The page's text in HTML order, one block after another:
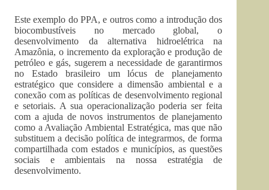
Este exemplo do PPA, e outros como a introdução dos
biocombustíveis no mercado global, o
desenvolvimento da alternativa hidroelétrica na
Amazônia, o incremento da exploração e produção de
petróleo e gás, sugerem a necessidade de garantirmos
no Estado brasileiro um lócus de planejamento
estratégico que considere a dimensão ambiental e a
conexão com as políticas de desenvolvimento regional
e setoriais. A sua operacionalização poderia ser feita
com a ajuda de novos instrumentos de planejamento
como a Avaliação Ambiental Estratégica, mas que não
substituem a decisão política de integrarmos, de forma
compartilhada com estados e municípios, as questões
sociais e ambientais na nossa estratégia de
desenvolvimento.